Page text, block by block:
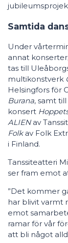
Samtida
Under
annat
tas till
multikonstverk
Helsingfors för
Burana, samt
konsert
ALIENav
Folkav Folk
i Finland.
Tanssiteatteri
ser fram emot
”Det kommer
har blivit varmt
emot
ramar för vår
att bli något